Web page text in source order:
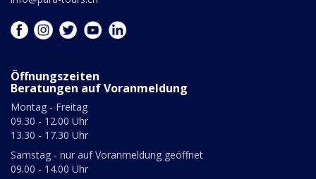
Öffnungszeiten
Beratungen auf Voranmeldung
Montag - Freitag
09.30 - 12.00 Uhr
13.30 - 17.30 Uhr
Samstag - nur auf Voranmeldung geöffnet
09.00 - 14.00 Uhr